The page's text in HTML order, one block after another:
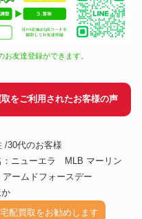
友達登録ができます。
をご利用されたお客様の声
/30代のお客様
：ニューエラ MLB マーリン
ームドフォースデー
配買取をお勧めします